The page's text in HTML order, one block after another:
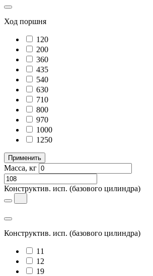
Ход поршня
120
200
360
435
540
630
710
800
970
1000
1250
Применить
Масса, кг
Конструктив. исп. (базового цилиндра)
Конструктив. исп. (базового цилиндра)
11
12
19